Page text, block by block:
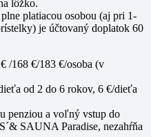
lôžko.
platiacou osobou (aj pri 1-
je účtovaný doplatok 60
/168 €/183 €/osoba (v
od 2 do 6 rokov, 6 €/dieťa
penziou a voľný vstup do
SAUNA Paradise, nezahŕňa